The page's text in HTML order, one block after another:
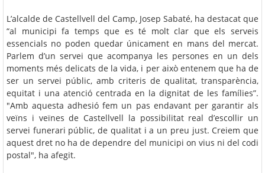
L’alcalde de Castellvell del Camp, Josep Sabaté, ha destacat que
“al municipi fa temps que es té molt clar que els serveis
essencials no poden quedar únicament en mans del mercat.
Parlem d’un servei que acompanya les persones en un dels
moments més delicats de la vida, i per això entenem que ha de
ser un servei públic, amb criteris de qualitat, transparència,
equitat i una atenció centrada en la dignitat de les famílies”.
"Amb aquesta adhesió fem un pas endavant per garantir als
veïns i veïnes de Castellvell la possibilitat real d’escollir un
servei funerari públic, de qualitat i a un preu just. Creiem que
aquest dret no ha de dependre del municipi on vius ni del codi
postal", ha afegit.